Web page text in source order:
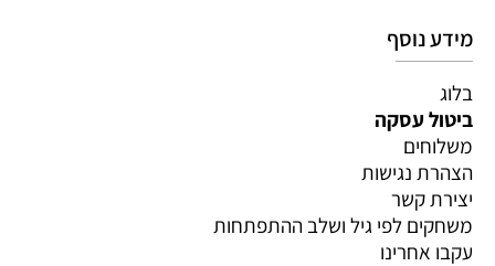
מידע נוסף
בלוג
ביטול עסקה
משלוחים
הצהרת נגישות
יצירת קשר
משחקים לפי גיל ושלב ההתפתחות
עקבו אחרינו